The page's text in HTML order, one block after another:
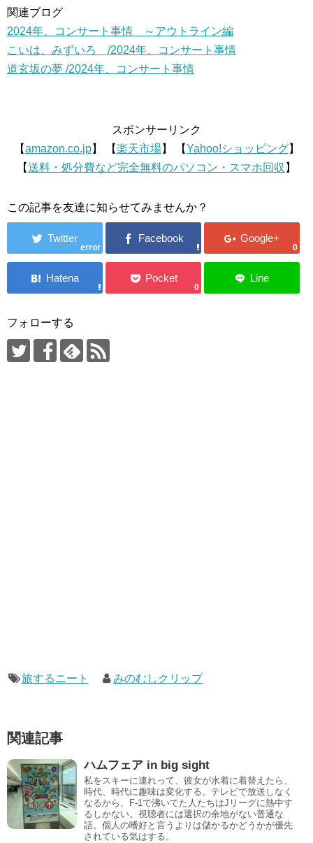
関連ブログ
2024年、コンサート事情 ～アウトライン編
こいは、みずいろ /2024年、コンサート事情
道玄坂の夢 /2024年、コンサート事情
スポンサーリンク
【amazon.co.jp】 【楽天市場】 【Yahoo!ショッピング】
【送料・処分費など完全無料のパソコン・スマホ回収 】
この記事を友達に知らせてみませんか？
error 0
0
フォローする
旅するニート みのむしクリップ
関連記事
ハムフェア in big sight
私をスキーに連れって、彼女が水着に着替えたら、
時代、時代に趣味は変化する。テレビで放送しなく
なるから、F-1で沸いてた人たちはJリーグに熱中す
るしかない。視聴者には選択の余地がない普通な
話。個人の嗜好と言うよりは儲かるかどうかが優先
されている気はする。